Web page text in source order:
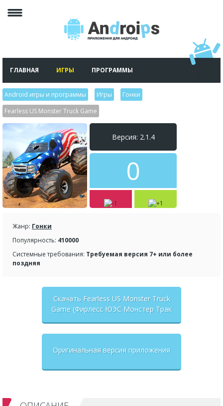
ГЛАВНАЯ ИГРЫ ПРОГРАММЫ
Android игры и программы Игры Гонки
Fearless US Monster Truck Game
Версия: 2.1.4
0
Жанр: Гонки
Популярность: 410000
Системные требования: Требуемая версия 7+ или более
поздняя
Скачать Fearless US Monster Truck
Game (Фирлесс ЮЭС Монстер Трак
Оригинальная версия приложения